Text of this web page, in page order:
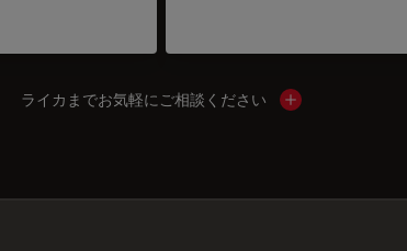
ライカまでお気軽にご相談ください Show local